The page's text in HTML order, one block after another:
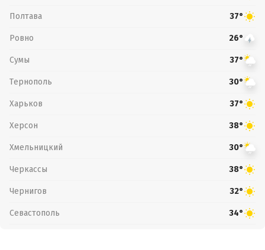
Полтава 37°
Ровно 26°
Сумы 37°
Тернополь 30°
Харьков 37°
Херсон 38°
Хмельницкий 30°
Черкассы 38°
Чернигов 32°
Севастополь 34°